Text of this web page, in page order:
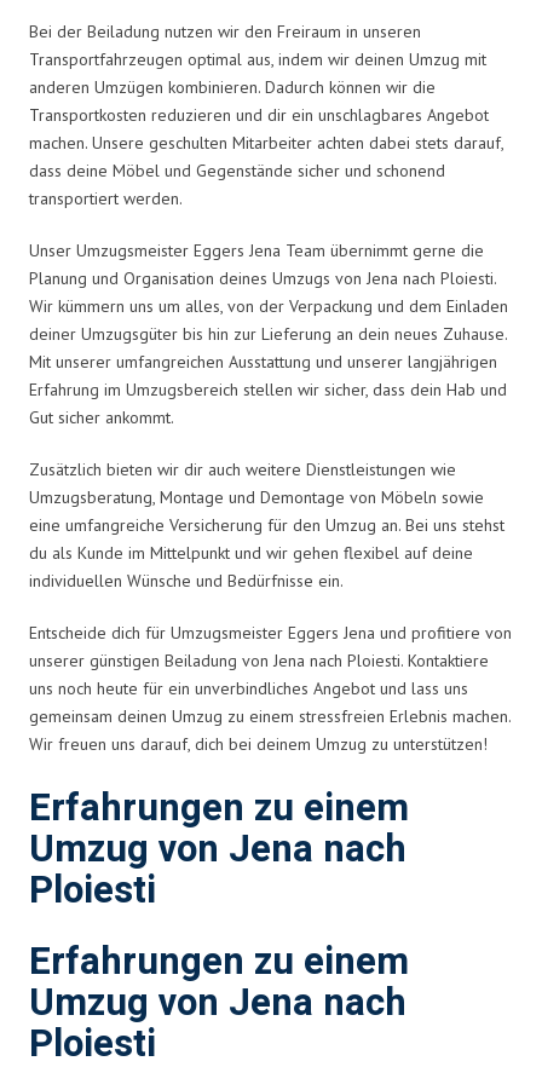
Bei der Beiladung nutzen wir den Freiraum in unseren
Transportfahrzeugen optimal aus, indem wir deinen Umzug mit
anderen Umzügen kombinieren. Dadurch können wir die
Transportkosten reduzieren und dir ein unschlagbares Angebot
machen. Unsere geschulten Mitarbeiter achten dabei stets darauf,
dass deine Möbel und Gegenstände sicher und schonend
transportiert werden.
Unser Umzugsmeister Eggers Jena Team übernimmt gerne die
Planung und Organisation deines Umzugs von Jena nach Ploiesti.
Wir kümmern uns um alles, von der Verpackung und dem Einladen
deiner Umzugsgüter bis hin zur Lieferung an dein neues Zuhause.
Mit unserer umfangreichen Ausstattung und unserer langjährigen
Erfahrung im Umzugsbereich stellen wir sicher, dass dein Hab und
Gut sicher ankommt.
Zusätzlich bieten wir dir auch weitere Dienstleistungen wie
Umzugsberatung, Montage und Demontage von Möbeln sowie
eine umfangreiche Versicherung für den Umzug an. Bei uns stehst
du als Kunde im Mittelpunkt und wir gehen flexibel auf deine
individuellen Wünsche und Bedürfnisse ein.
Entscheide dich für Umzugsmeister Eggers Jena und profitiere von
unserer günstigen Beiladung von Jena nach Ploiesti. Kontaktiere
uns noch heute für ein unverbindliches Angebot und lass uns
gemeinsam deinen Umzug zu einem stressfreien Erlebnis machen.
Wir freuen uns darauf, dich bei deinem Umzug zu unterstützen!
Erfahrungen zu einem
Umzug von Jena nach
Ploiesti
Erfahrungen zu einem
Umzug von Jena nach
Ploiesti